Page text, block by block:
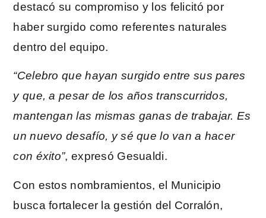
destacó su compromiso y los felicitó por
haber surgido como referentes naturales
dentro del equipo.
“Celebro que hayan surgido entre sus pares
y que, a pesar de los años transcurridos,
mantengan las mismas ganas de trabajar. Es
un nuevo desafío, y sé que lo van a hacer
con éxito”, expresó Gesualdi.
Con estos nombramientos, el Municipio
busca fortalecer la gestión del Corralón,